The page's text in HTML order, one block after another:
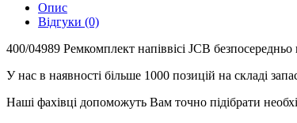
Опис
Відгуки (0)
400/04989 Ремкомплект напіввісі JCB
У нас в наявності більше 1000 позицій на складі
Наші фахівці допоможуть Вам точно підібрати